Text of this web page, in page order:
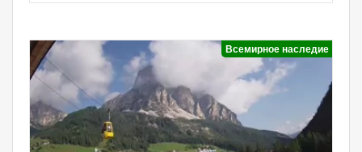
Всемирное наследие